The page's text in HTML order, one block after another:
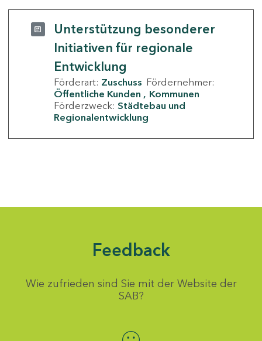
Unterstützung besonderer
Initiativen für regionale
Entwicklung
Förderart: Zuschuss Fördernehmer:
Öffentliche Kunden
Kommunen
Förderzweck: Städtebau und
Regionalentwicklung
Feedback
Wie zufrieden sind Sie mit der Website der
SAB?
Bewertung auswählen